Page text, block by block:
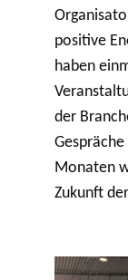
positive
haben
der
Monaten
Zukunft